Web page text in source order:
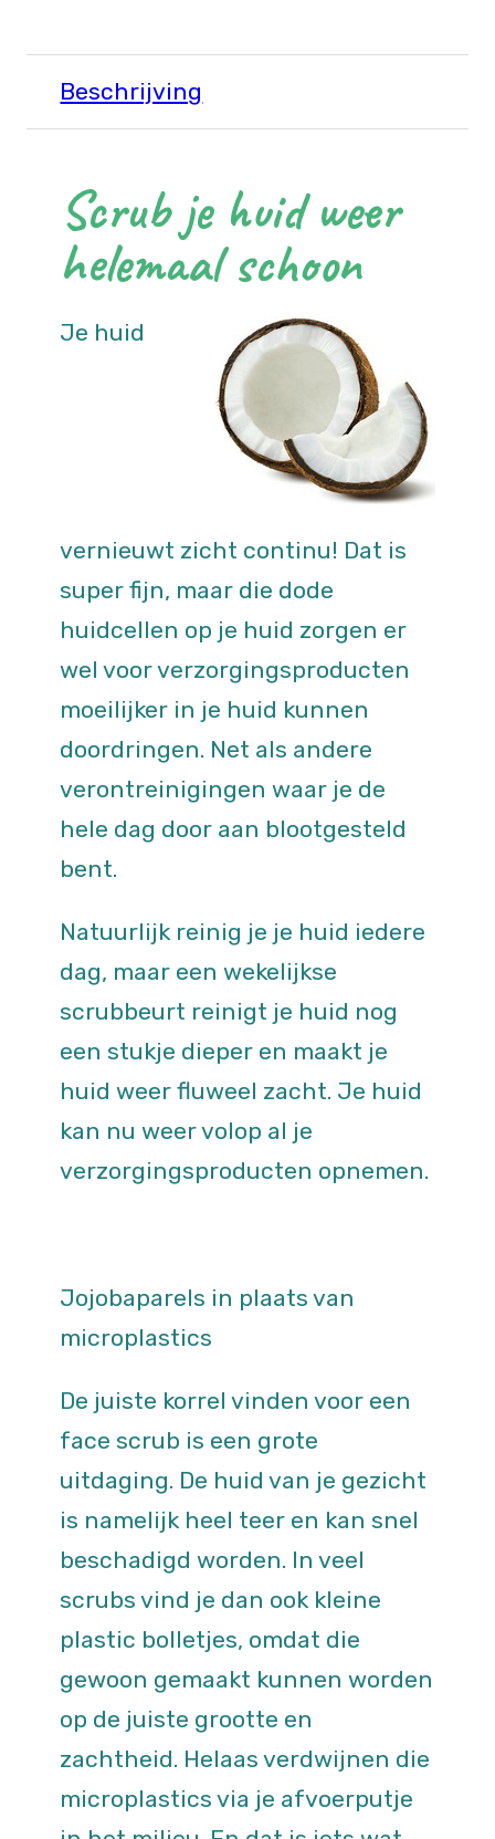
Beschrijving
Scrub je huid weer
helemaal schoon
Je huid
vernieuwt zicht continu! Dat is
super fijn, maar die dode
huidcellen op je huid zorgen er
wel voor verzorgingsproducten
moeilijker in je huid kunnen
doordringen. Net als andere
verontreinigingen waar je de
hele dag door aan blootgesteld
bent.
Natuurlijk reinig je je huid iedere
dag, maar een wekelijkse
scrubbeurt reinigt je huid nog
een stukje dieper en maakt je
huid weer fluweel zacht. Je huid
kan nu weer volop al je
verzorgingsproducten opnemen.
Jojobaparels in plaats van
microplastics
De juiste korrel vinden voor een
face scrub is een grote
uitdaging. De huid van je gezicht
is namelijk heel teer en kan snel
beschadigd worden. In veel
scrubs vind je dan ook kleine
plastic bolletjes, omdat die
gewoon gemaakt kunnen worden
op de juiste grootte en
zachtheid. Helaas verdwijnen die
microplastics via je afvoerputje